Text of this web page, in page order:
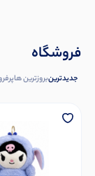
فروشگاه
جدیدترینبروزترین ها